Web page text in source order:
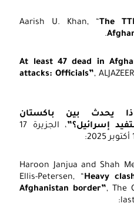
The
At least 47 dead in
attacks: Officials”,
يحدث بين باكستان
إسرائيل؟”
، الجزيرة 17
Haroon Janjua and Shah
Ellis-Petersen, “Heavy
Afghanistan border”, The